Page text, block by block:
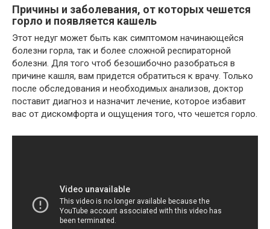
Причины и заболевания, от которых чешется
горло и появляется кашель
Этот недуг может быть как симптомом начинающейся
болезни горла, так и более сложной респираторной
болезни. Для того чтоб безошибочно разобраться в
причине кашля, вам придется обратиться к врачу. Только
после обследования и необходимых анализов, доктор
поставит диагноз и назначит лечение, которое избавит
вас от дискомфорта и ощущения того, что чешется горло.